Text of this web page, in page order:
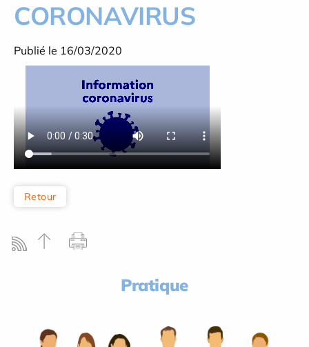
CORONAVIRUS
Publié le 16/03/2020
Retour
Pratique